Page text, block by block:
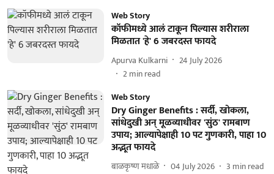
Web Story
कॉफीमध्ये आलं टाकून पिल्यास शरीराला
मिळतात 'हे' 6 जबरदस्त फायदे
Apurva Kulkarni
24 July 2026
2min read
Web Story
Dry Ginger Benefits : सर्दी, खोकला,
सांधेदुखी अन् मूळव्याधीवर 'सुंठ' रामबाण
उपाय; आल्यापेक्षाही 10 पट गुणकारी, पाहा 10
अद्भूत फायदे
बाळकृष्ण मधाळे 04 July 2026 3 min read